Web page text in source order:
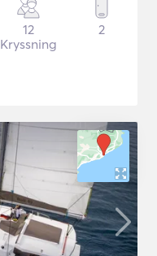
12
Kryssning
2